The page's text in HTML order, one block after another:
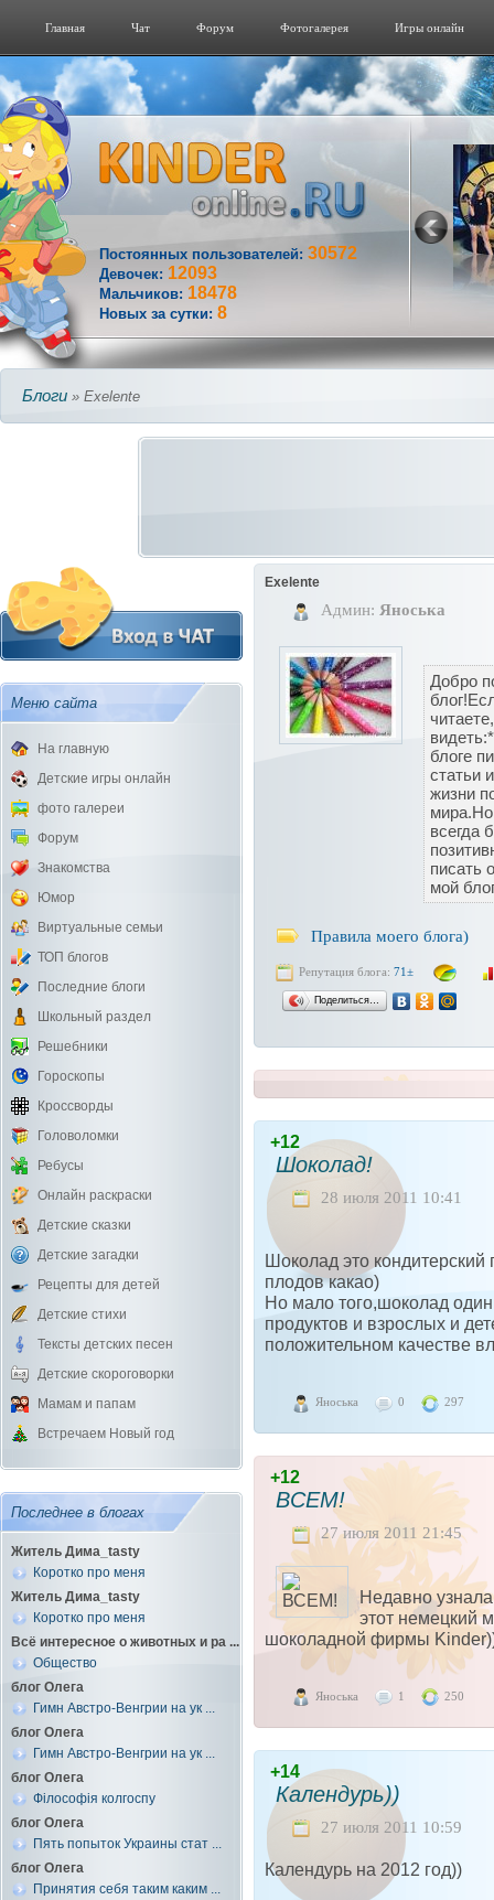
Главная Чат Форум Фотогалерeя Игры онлайн
Постоянных пользователей: 30572
Девочек: 12093
Мальчиков: 18478
Новых за сутки: 8
Блоги » Exelente
Меню сайта
На главную
Детские игры онлайн
фото галереи
Форум
Знакомства
Юмор
Виртуальные семьи
ТОП блогов
Последние блоги
Школьный раздел
Решебники
Гороскопы
Кроссворды
Головоломки
Ребусы
Онлайн раскраски
Детские сказки
Детские загадки
Рецепты для детей
Детские стихи
Тексты детских песен
Детские скороговорки
Мамам и папам
Встречаем Новый год
Последнее в блогах
Житель Дима_tasty
Коротко про меня
Житель Дима_tasty
Коротко про меня
Всё интересное о животных и ра ...
Общество
блог Олега
Гимн Австро-Венгрии на ук ...
блог Олега
Гимн Австро-Венгрии на ук ...
блог Олега
Філософія колгоспу
блог Олега
Пять попыток Украины стат ...
блог Олега
Принятия себя таким каким ...
Exelente
Админ: Яноська
Добро
блоге
статьи
жизни
мира.Но
всегда
писать
мой
Правила моего блога)
Репутация блога: 71±
Поделиться…
+12
Шоколад!
28 июля 2011 10:41
Шоколад это кондитерский
плодов какао)
Но мало того,шоколад
продуктов и взрослых и
положительном качестве
Яноська 0 297
+12
ВСЕМ!
27 июля 2011 21:45
Недавно
этот немецкий
шоколадной фирмы
Яноська 1 250
+14
Календурь))
27 июля 2011 10:59
Календурь на 2012 год))